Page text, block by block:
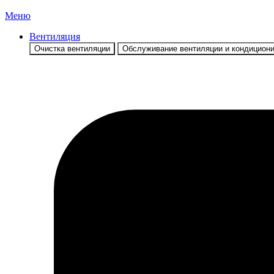
Меню
Вентиляция
Очистка вентиляции Обслуживание вентиляции и